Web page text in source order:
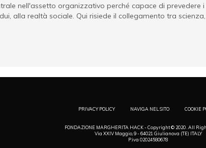
nell'assetto organizzativo perché capace di prevedere
alla realtà sociale. Qui risiede il collegamento tra
PRIVACY POLICY NAVIGA NEL SITO COOKIE
FONDAZIONE MARGHERITA HACK - Copyright © 2020 . All
Via XXIV Maggio, 9 - 64021 Giulianova (TE) ITALY
P.iva 02024580678